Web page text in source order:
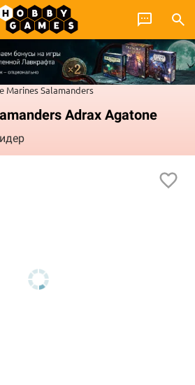
MarinesSalamanders
Adrax Agatone